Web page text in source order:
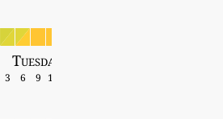
Tuesday 11
3 6 9 12